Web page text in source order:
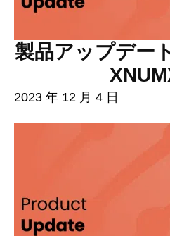
製品アップデー
2023 年 12 月 4 日